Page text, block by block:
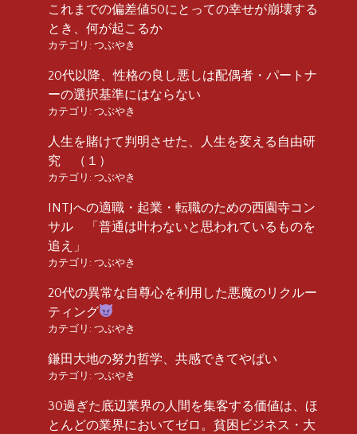
これまでの偏差値50にとっての幸せが崩壊する
とき、何が起こるか
カテゴリ: つぶやき
20代以降、性格の良し悪しは配偶者・パートナ
ーの選択基準にはならない
カテゴリ: つぶやき
人生を賭けて判明させた、人生を変える自由研
究 （１）
カテゴリ: つぶやき
INTJへの適職・起業・転職のための西園寺コン
サル 「普通は叶わないと思われているものを
追え」
カテゴリ: つぶやき
20代の異常な自尊心を利用した悪魔のリクルー
ティング
カテゴリ: つぶやき
鎌田大地の努力哲学、共感できてやばい
カテゴリ: つぶやき
30過ぎた底辺業界の人間を集客する価値は、ほ
とんどの業界においてゼロ。貧困ビジネス・大